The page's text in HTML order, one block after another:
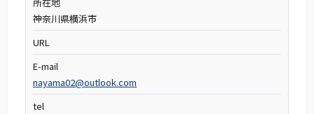
所在地
神奈川県横浜市
URL
E-mail
nayama02@outlook.com
tel